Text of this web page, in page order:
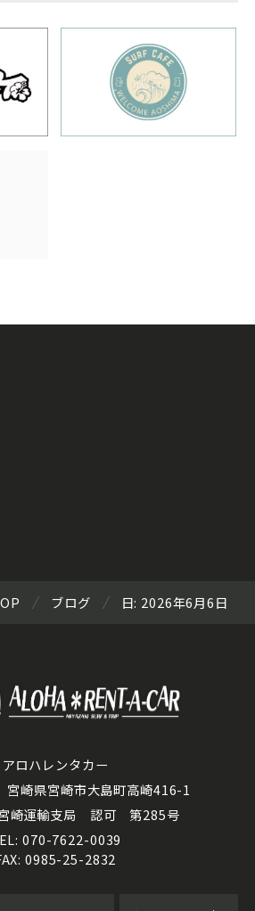
ブログ 日: 2026年6月6日
アロハレンタカー
崎県宮崎市大島町高崎416-1
崎運輸支局 認可 第285号
070-7622-0039
0985-25-2832